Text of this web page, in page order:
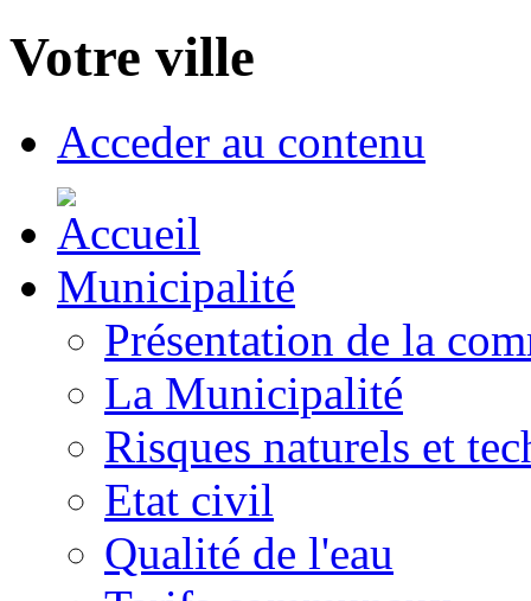
Votre ville
Acceder au contenu
Municipalité
Présentation de la
La Municipalité
Risques naturels et
Etat civil
Qualité de l'eau